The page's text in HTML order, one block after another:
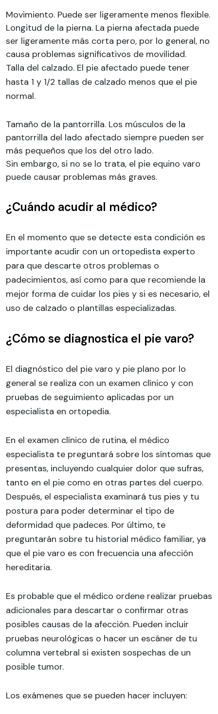
Movimiento. Puede ser ligeramente menos flexible.
Longitud de la pierna. La pierna afectada puede
ser ligeramente más corta pero, por lo general, no
causa problemas significativos de movilidad.
Talla del calzado. El pie afectado puede tener
hasta 1 y 1/2 tallas de calzado menos que el pie
normal.
Tamaño de la pantorrilla. Los músculos de la
pantorrilla del lado afectado siempre pueden ser
más pequeños que los del otro lado.
Sin embargo, si no se lo trata, el pie equino varo
puede causar problemas más graves.
¿Cuándo acudir al médico?
En el momento que se detecte esta condición es
importante acudir con un ortopedista experto
para que descarte otros problemas o
padecimientos, así como para que recomiende la
mejor forma de cuidar los pies y si es necesario, el
uso de calzado o plantillas especializadas.
¿Cómo se diagnostica el pie varo?
El diagnóstico del pie varo y pie plano por lo
general se realiza con un examen clínico y con
pruebas de seguimiento aplicadas por un
especialista en ortopedia.
En el examen clínico de rutina, el médico
especialista te preguntará sobre los síntomas que
presentas, incluyendo cualquier dolor que sufras,
tanto en el pie como en otras partes del cuerpo.
Después, el especialista examinará tus pies y tu
postura para poder determinar el tipo de
deformidad que padeces. Por último, te
preguntarán sobre tu historial médico familiar, ya
que el pie varo es con frecuencia una afección
hereditaria.
Es probable que el médico ordene realizar pruebas
adicionales para descartar o confirmar otras
posibles causas de la afección. Pueden incluir
pruebas neurológicas o hacer un escáner de tu
columna vertebral si existen sospechas de un
posible tumor.
Los exámenes que se pueden hacer incluyen: